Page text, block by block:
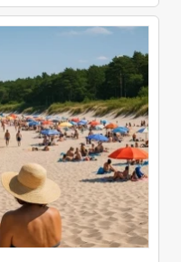
po Lidla, i
okazje w gazetkach